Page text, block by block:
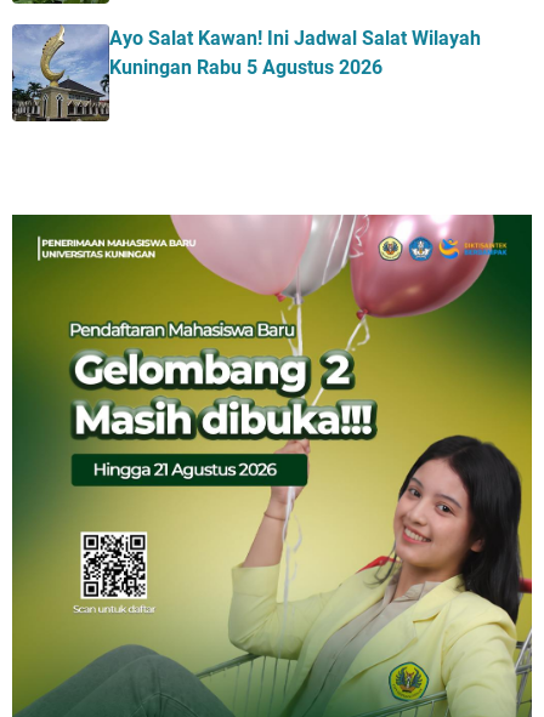
Ayo Salat Kawan! Ini Jadwal Salat Wilayah
Kuningan Rabu 5 Agustus 2026